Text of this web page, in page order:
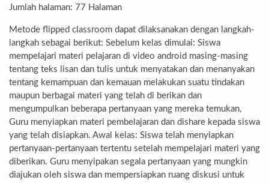
Jumlah halaman: 77 Halaman
Metode flipped classroom dapat dilaksanakan dengan langkah-
langkah sebagai berikut: Sebelum kelas dimulai: Siswa
mempelajari materi pelajaran di video android masing-masing
tentang teks lisan dan tulis untuk menyatakan dan menanyakan
tentang kemampuan dan kemauan melakukan suatu tindakan
maupun berbagai materi yang telah di berikan dan
mengumpulkan beberapa pertanyaan yang mereka temukan,
Guru menyiapkan materi pembelajaran dan dishare kepada siswa
yang telah disiapkan. Awal kelas: Siswa telah menyiapkan
pertanyaan-pertanyaan tertentu setelah mempelajari materi yang
diberikan. Guru menyipakan segala pertanyaan yang mungkin
diajukan oleh siswa dan mempersiapkan ruang diskusi untuk